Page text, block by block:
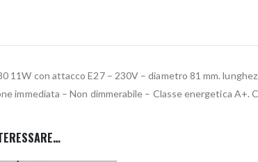
11W con attacco E27 – 230V – diametro 81 mm.
immediata – Non dimmerabile – Classe energetica A+.